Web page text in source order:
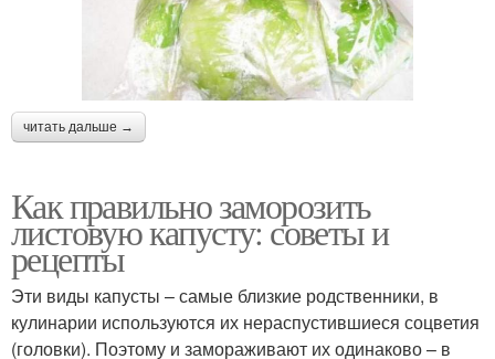
читать дальше →
Как правильно заморозить
листовую капусту: советы и
рецепты
Эти виды капусты – самые близкие родственники, в
кулинарии используются их нераспустившиеся соцветия
(головки). Поэтому и замораживают их одинаково – в